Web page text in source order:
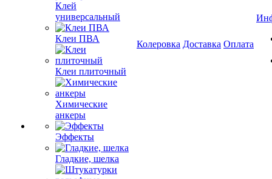
Клей
универсальный
Клеи ПВА
Клеи плиточный
Химические
анкеры
Эффекты
Гладкие, шелка
Колеровка Доставка Оплата